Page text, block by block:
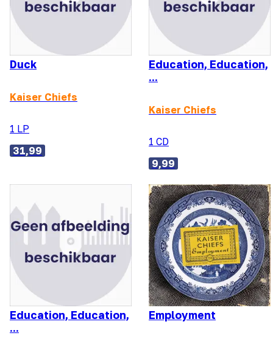
Duck
Kaiser Chiefs
1 LP
31,99
Education, Education,
...
Kaiser Chiefs
1 CD
9,99
Education, Education,
...
Employment